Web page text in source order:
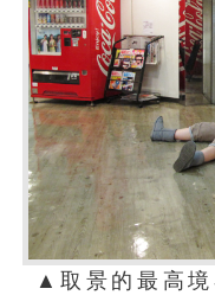
▲取景的最高